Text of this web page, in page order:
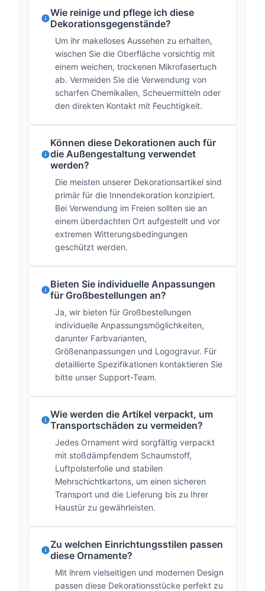
Wie reinige und pflege ich diese
Dekorationsgegenstände?
Um ihr makelloses Aussehen zu erhalten,
wischen Sie die Oberfläche vorsichtig mit
einem weichen, trockenen Mikrofasertuch
ab. Vermeiden Sie die Verwendung von
scharfen Chemikalien, Scheuermitteln oder
den direkten Kontakt mit Feuchtigkeit.
Können diese Dekorationen auch für
die Außengestaltung verwendet
werden?
Die meisten unserer Dekorationsartikel sind
primär für die Innendekoration konzipiert.
Bei Verwendung im Freien sollten sie an
einem überdachten Ort aufgestellt und vor
extremen Witterungsbedingungen
geschützt werden.
Bieten Sie individuelle Anpassungen
für Großbestellungen an?
Ja, wir bieten für Großbestellungen
individuelle Anpassungsmöglichkeiten,
darunter Farbvarianten,
Größenanpassungen und Logogravur. Für
detaillierte Spezifikationen kontaktieren Sie
bitte unser Support-Team.
Wie werden die Artikel verpackt, um
Transportschäden zu vermeiden?
Jedes Ornament wird sorgfältig verpackt
mit stoßdämpfendem Schaumstoff,
Luftpolsterfolie und stabilen
Mehrschichtkartons, um einen sicheren
Transport und die Lieferung bis zu Ihrer
Haustür zu gewährleisten.
Zu welchen Einrichtungsstilen passen
diese Ornamente?
Mit ihrem vielseitigen und modernen Design
passen diese Dekorationsstücke perfekt zu